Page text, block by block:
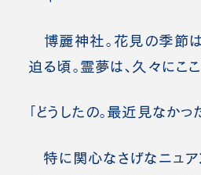
博麗神社。花見の季節は
迫る頃。霊夢は、久々にこ
「どうしたの。最近見なかっ
特に関心なさげなニュア